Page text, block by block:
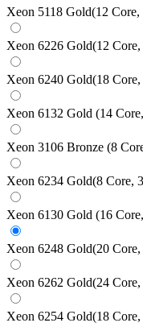
Xeon 5118 Gold(12
Xeon 6226 Gold(12
Xeon 6240 Gold(18
Xeon 6132 Gold (14
Xeon 3106 Bronze (8
Xeon 6234 Gold(8 Core,
Xeon 6130 Gold (16
Xeon 6248 Gold(20
Xeon 6262 Gold(24
Xeon 6254 Gold(18